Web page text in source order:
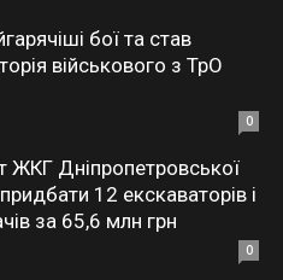
бої та став
військового з ТрО
0
ЖКГ Дніпропетровської
12 екскаваторів і
за 65,6 млн грн
0